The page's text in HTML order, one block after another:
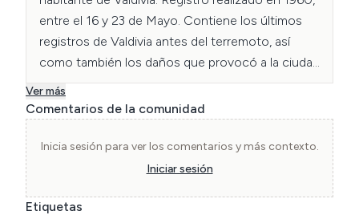
entre el 16 y 23 de Mayo. Contiene los últimos
registros de Valdivia antes del terremoto, así
como también los daños que provocó a la ciudad
y sus alrededores.
Ver más
Comentarios de la comunidad
Inicia sesión para ver los comentarios y más contexto.
Iniciar sesión
Etiquetas